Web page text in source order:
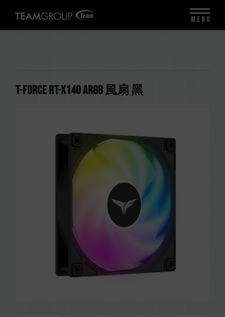
T-FORCE RT-X140 ARGB 風扇 黑
MENU